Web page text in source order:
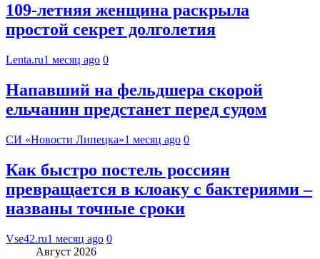
109-летняя женщина раскрыла
простой секрет долголетия
Lenta.ru1 месяц ago 0
Напавший на фельдшера скорой
ельчанин предстанет перед судом
СИ «Новости Липецка»1 месяц ago 0
Как быстро постель россиян
превращается в клоаку с бактериями –
названы точные сроки
Vse42.ru1 месяц ago 0
Август 2026